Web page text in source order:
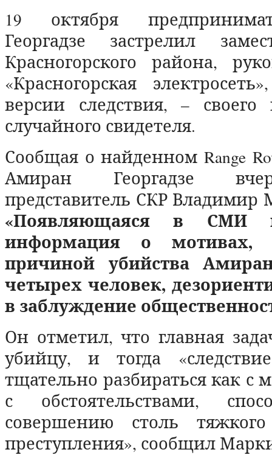
19 октября
Георгадзе застрелил
Красногорского района,
«Красногорская
версии следствия, –
случайного свидетеля.
Сообщая о найденном Range
Амиран Георгадзе
представитель СКР Владимир
«Появляющаяся в СМИ
информация о мотивах,
причиной убийства
четырех человек,
в заблуждение
Он отметил, что главная
убийцу, и тогда
тщательно разбираться как с
с обстоятельствами,
совершению столь тяжкого
преступления», сообщил